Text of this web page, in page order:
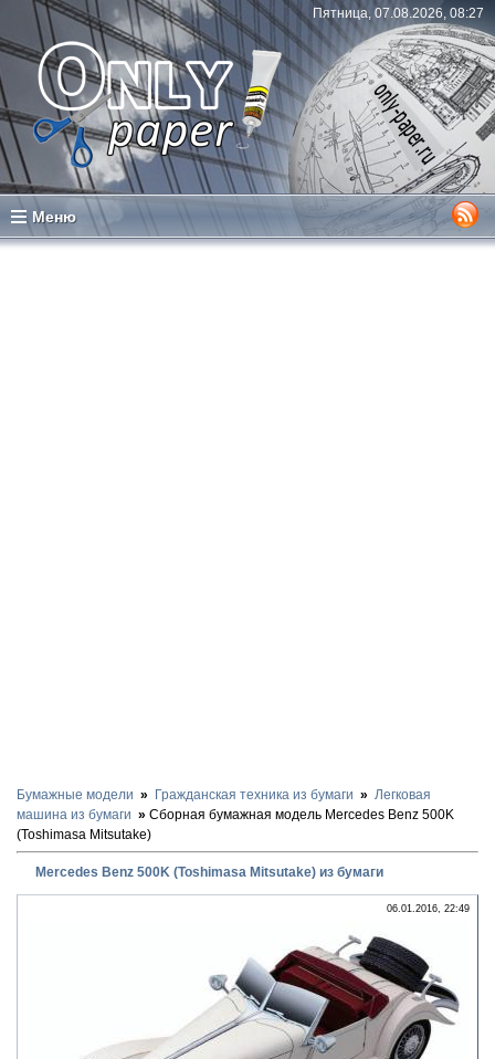
Пятница, 07.08.2026, 08:27
Меню
Бумажные модели Гражданская техника из бумаги
Легковая
машина из бумаги
Сборная бумажная модель Mercedes Benz 500K
(Toshimasa Mitsutake)
Mercedes Benz 500K (Toshimasa Mitsutake) из бумаги
06.01.2016, 22:49